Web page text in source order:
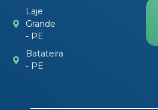
Laje
Grande
- PE
Batateira
- PE